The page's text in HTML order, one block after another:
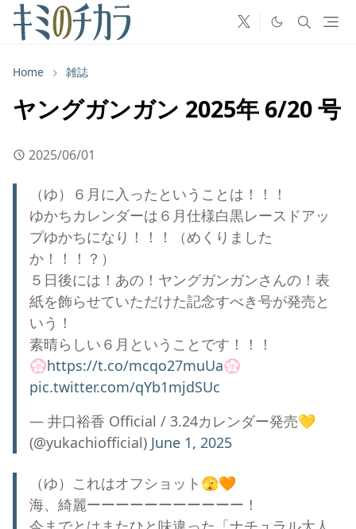
Home 雑誌
ヤングガンガン 2025年 6/20 号
2025/06/01
（ゆ）６月に入ったということは！！！
ゆかちカレンダーは６月仕様白黒レースドアッ
プゆかちになり！！！（めくりました
か！！！？）
５日後には！あの！ヤングガンガンさんの！表
紙を飾らせていただけた記念すべき号が発売と
いう！
素晴らしい６月ということです！！！
💮https://t.co/mcqo27muUa💮
pic.twitter.com/qYb1mjdSUc
— 井口裕香 Official / 3.24カレンダー発売💛
(@yukachiofficial) June 1, 2025
（ゆ）これはオフショット🫣🧡
海、綺麗ーーーーーーーーーーー！